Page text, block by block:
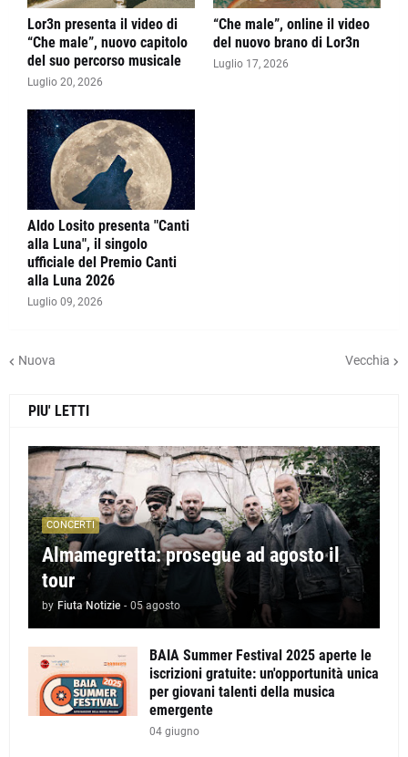
Lor3n presenta il video di
“Che male”, nuovo capitolo
del suo percorso musicale
Luglio 20, 2026
“Che male”, online il video
del nuovo brano di Lor3n
Luglio 17, 2026
Aldo Losito presenta "Canti
alla Luna", il singolo
ufficiale del Premio Canti
alla Luna 2026
Luglio 09, 2026
Nuova Vecchia
PIU' LETTI
CONCERTI
Almamegretta: prosegue ad agosto il
tour
by Fiuta Notizie - 05 agosto
BAIA Summer Festival 2025 aperte le
iscrizioni gratuite: un'opportunità unica
per giovani talenti della musica
emergente
04 giugno